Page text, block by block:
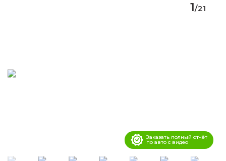
Заказать полный отчёт
по авто с видео
1/21